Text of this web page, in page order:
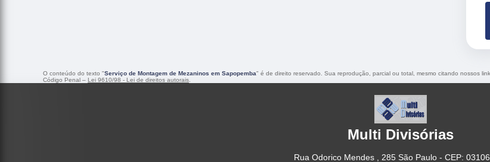
O conteúdo do texto "Serviço de Montagem de Mezaninos em Sapopemba" é de direito reservado. Sua reprodução, parcial ou total, mesmo citando nossos
Código Penal – Lei 9610/98 - Lei de direitos autorais
Multi Divisórias
Rua Odorico Mendes , 285 São Paulo - CEP: